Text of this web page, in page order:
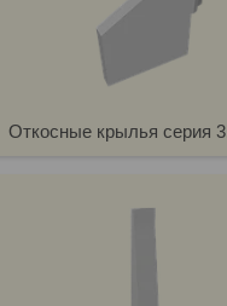
Откосные крылья серия